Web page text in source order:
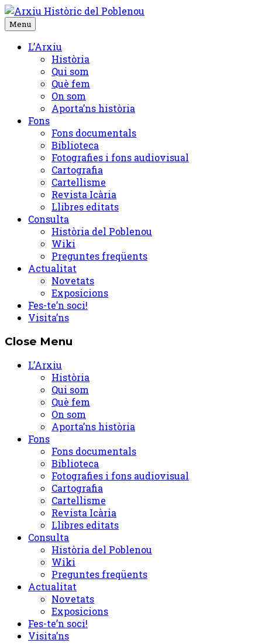
Skip
to
content
Menu
L’Arxiu
Història
Qui som
Què fem
On som
Aporta’ns història
Fons
Fons documentals
Biblioteca
Fotografies i fons audiovisual
Cartografia
Cartellisme
Revista Icària
Llibres editats
Consulta
Història del Poblenou
Wiki
Preguntes freqüents
Actualitat
Novetats
Exposicions
Fes-te’n soci!
Visita’ns
Close Menu
L’Arxiu
Història
Qui som
Què fem
On som
Aporta’ns història
Fons
Fons documentals
Biblioteca
Fotografies i fons audiovisual
Cartografia
Cartellisme
Revista Icària
Llibres editats
Consulta
Història del Poblenou
Wiki
Preguntes freqüents
Actualitat
Novetats
Exposicions
Fes-te’n soci!
Visita’ns